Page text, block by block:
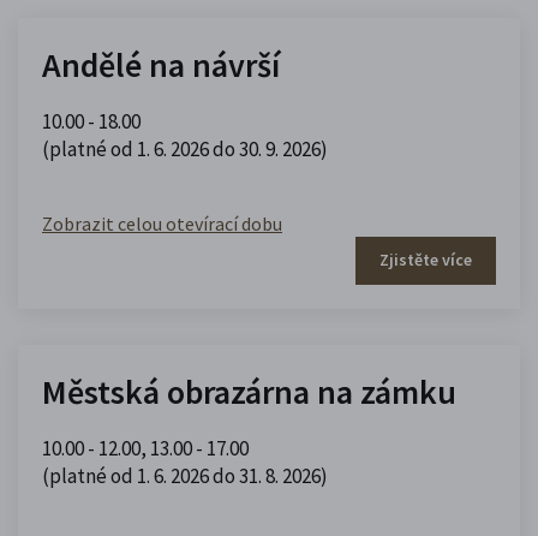
Andělé na návrší
10.00 - 18.00
(platné od 1. 6. 2026 do 30. 9. 2026)
Zobrazit celou otevírací dobu
Zjistěte více
Městská obrazárna na zámku
10.00 - 12.00, 13.00 - 17.00
(platné od 1. 6. 2026 do 31. 8. 2026)